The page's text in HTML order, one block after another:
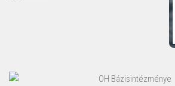
OH Bázisintézménye